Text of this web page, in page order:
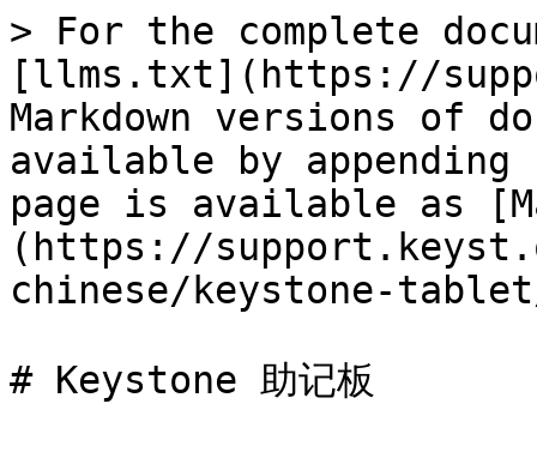
> For the complete
[llms.txt](https://
Markdown versions of
available by
page is available as
(https://
chinese/keystone-
# Keystone 助记板